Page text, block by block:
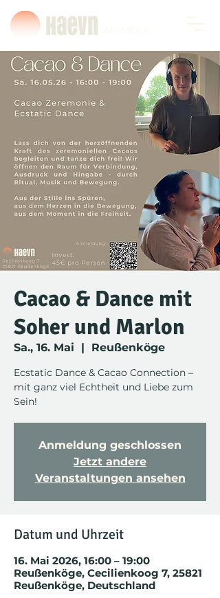
Cacao & Dance mit
Soher und Marlon
Sa., 16. Mai
  |
Reußenköge
Ecstatic Dance & Cacao Connection –
mit ganz viel Echtheit und Liebe zum
Sein!
Anmeldung geschlossen
Jetzt andere
Veranstaltungen ansehen
Datum und Uhrzeit
16. Mai 2026, 16:00 – 19:00
Reußenköge, Cecilienkoog 7, 25821
Reußenköge, Deutschland